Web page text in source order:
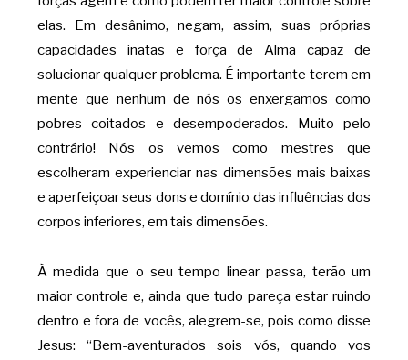
elas. Em desânimo, negam, assim, suas próprias
capacidades inatas e força de Alma capaz de
solucionar qualquer problema. É importante terem em
mente que nenhum de nós os enxergamos como
pobres coitados e desempoderados. Muito pelo
contrário! Nós os vemos como mestres que
escolheram experienciar nas dimensões mais baixas
e aperfeiçoar seus dons e domínio das influências dos
corpos inferiores, em tais dimensões.
À medida que o seu tempo linear passa, terão um
maior controle e, ainda que tudo pareça estar ruindo
dentro e fora de vocês, alegrem-se, pois como disse
Jesus: “Bem-aventurados sois vós, quando vos